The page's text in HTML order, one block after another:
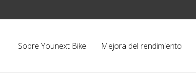
Sobre Younext Bike Mejora del rendimiento